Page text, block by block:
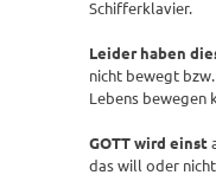
Schifferklavier.
Leider haben
nicht bewegt
Lebens bewegen
GOTT wird einst
das will oder